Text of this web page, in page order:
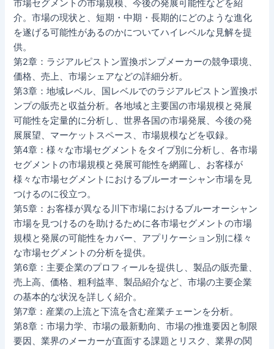
市場セグメントの市場規模、今後の発展可能性などを紹
介。市場の現状と、短期・中期・長期的にどのような進化
を遂げる可能性があるのかについてハイレベルな見解を提
供。
第2章：ラジアルピストン置換ポンプメーカーの競争環境、
価格、売上、市場シェアなどの詳細分析。
第3章：地域レベル、国レベルでのラジアルピストン置換ポ
ンプの販売と収益分析。各地域と主要国の市場規模と発展
可能性を定量的に分析し、世界各国の市場発展、今後の発
展展望、マーケットスペース、市場規模などを収録。
第4章：様々な市場セグメントをタイプ別に分析し、各市場
セグメントの市場規模と発展可能性を網羅し、お客様が
様々な市場セグメントにおけるブルーオーシャン市場を見
つけるのに役立つ。
第5章：お客様が異なる川下市場におけるブルーオーシャン
市場を見つけるのを助けるために各市場セグメントの市場
規模と発展の可能性をカバー、アプリケーション別に様々
な市場セグメントの分析を提供。
第6章：主要企業のプロフィールを提供し、製品の販売量、
売上高、価格、粗利益率、製品紹介など、市場の主要企業
の基本的な状況を詳しく紹介。
第7章：産業の上流と下流を含む産業チェーンを分析。
第8章：市場力学、市場の最新動向、市場の推進要因と制限
要因、業界のメーカーが直面する課題とリスク、業界の関